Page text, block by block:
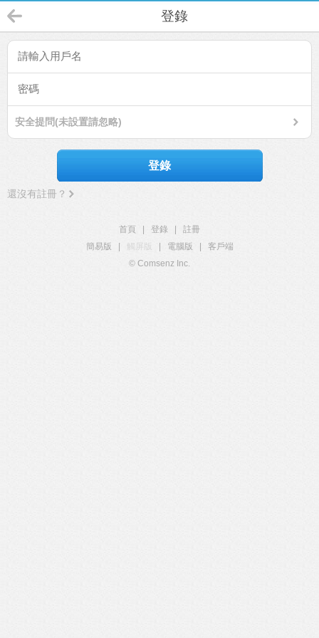
登錄
安全提問(未設置請忽略)
登錄
還沒有註冊？
首頁 登錄
註冊
簡易版
觸屏版 電腦版
客戶端
© Comsenz Inc.